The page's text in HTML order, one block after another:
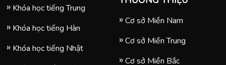
mắn. Xem lịch học chi tiết ngay!
Khóa học tiếng Trung
Khóa học tiếng Hàn
Khóa học tiếng Nhật
Cơ sở Miền Nam
Cơ sở Miền Trung
Cơ sở Miền Bắc